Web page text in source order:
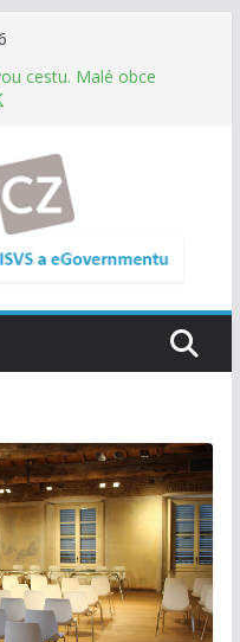
cestu. Malé obce
spolupracovat
řízení
provozu
a řízení ICT
jednání
ruce. SMS ČR spouští